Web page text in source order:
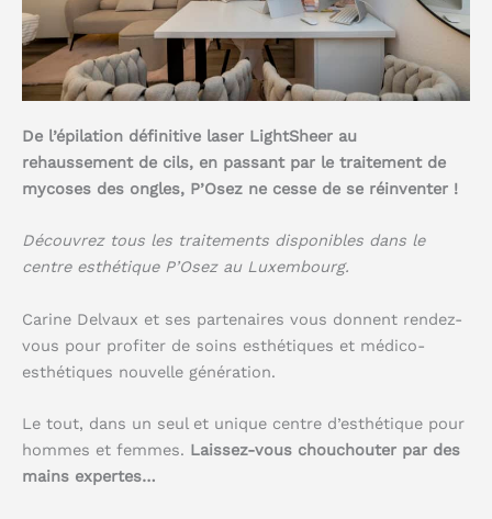
De l’épilation définitive laser LightSheer au
rehaussement de cils, en passant par le traitement de
mycoses des ongles, P’Osez ne cesse de se réinventer !
Découvrez tous les traitements disponibles dans le
centre esthétique P’Osez au Luxembourg.
Carine Delvaux et ses partenaires vous donnent rendez-
vous pour profiter de soins esthétiques et médico-
esthétiques nouvelle génération.
Le tout, dans un seul et unique centre d’esthétique pour
hommes et femmes. Laissez-vous chouchouter par des
mains expertes…